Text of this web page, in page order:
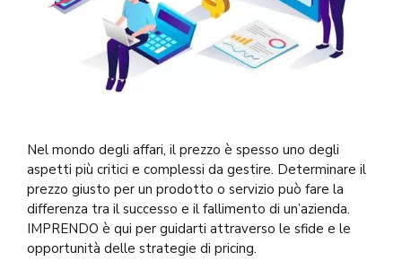
Nel mondo degli affari, il prezzo è spesso uno degli
aspetti più critici e complessi da gestire. Determinare il
prezzo giusto per un prodotto o servizio può fare la
differenza tra il successo e il fallimento di un’azienda.
IMPRENDO è qui per guidarti attraverso le sfide e le
opportunità delle strategie di pricing.